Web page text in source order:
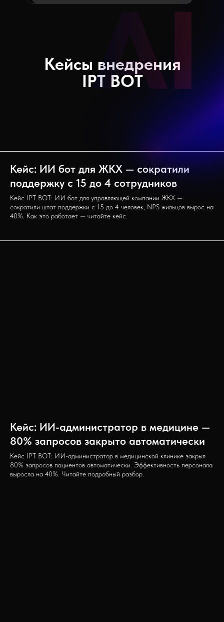
Кейсы внедрения
IPT BOT
Кейс: ИИ бот для ЖКХ — сократили
поддержку с 15 до 4 сотрудников
Кейс IPT BOT: ИИ бот для управляющей компании ЖКХ —
сократили штат поддержки с 15 до 4 человек, NPS жильцов вырос на
40%. Как это работает — читайте кейс.
Кейс: ИИ-администратор в медицине —
80% запросов закрыто автоматически
Кейс IPT BOT: ИИ-администратор в медицинской клинике закрыл
80% запросов пациентов автоматически. Эффективность персонала
выросла на 40%. Читайте подробный разбор.